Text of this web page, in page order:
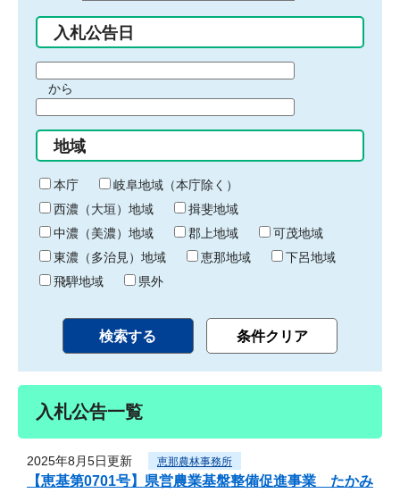
入札公告日
間
始
り
から
間
終
わ
り
地域
本庁
岐阜地域（本庁除く）
西濃（大垣）地域
揖斐地域
中濃（美濃）地域
郡上地域
可茂地域
東濃（多治見）地域
恵那地域
下呂地域
飛騨地域
県外
入札公告一覧
2025年8月5日更新 恵那農林事務所
【恵基第0701号】県営農業基盤整備促進事業 たかみ